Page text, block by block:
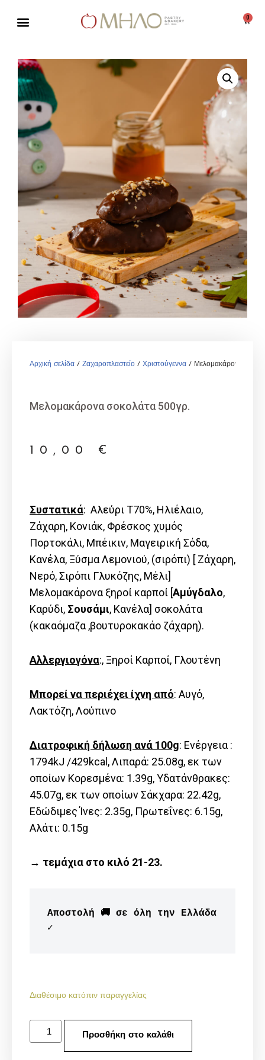
περιεχόμενο
0
Αρχική σελίδα / Ζαχαροπλαστείο / Χριστούγεννα / Μελομακάρονα
Μελομακάρονα σοκολάτα 500γρ.
10,00 €
Συστατικά: Αλεύρι Τ70%, Ηλιέλαιο,
Ζάχαρη, Κονιάκ, Φρέσκος χυμός
Πορτοκάλι, Μπέικιν, Μαγειρική Σόδα,
Κανέλα, Ξύσμα Λεμονιού, (σιρόπι) [ Ζάχαρη,
Νερό, Σιρόπι Γλυκόζης, Μέλι]
Μελομακάρονα ξηροί καρποί [Αμύγδαλο,
Καρύδι, Σουσάμι, Κανέλα] σοκολάτα
(κακαόμαζα ,βουτυροκακάο ζάχαρη).
Αλλεργιογόνα:, Ξηροί Καρποί, Γλουτένη
Μπορεί να περιέχει ίχνη από: Αυγό,
Λακτόζη, Λούπινο
Διατροφική δήλωση ανά 100g: Ενέργεια :
1794kJ /429kcal, Λιπαρά: 25.08g, εκ των
οποίων Kορεσμένα: 1.39g, Υδατάνθρακες:
45.07g, εκ των οποίων Σάκχαρα: 22.42g,
Εδώδιμες Ίνες: 2.35g, Πρωτεΐνες: 6.15g,
Αλάτι: 0.15g
→ τεμάχια στο κιλό 21-23.
Αποστολή 🚚 σε όλη την Ελλάδα
✓
Διαθέσιμο κατόπιν παραγγελίας
Προσθήκη στο καλάθι